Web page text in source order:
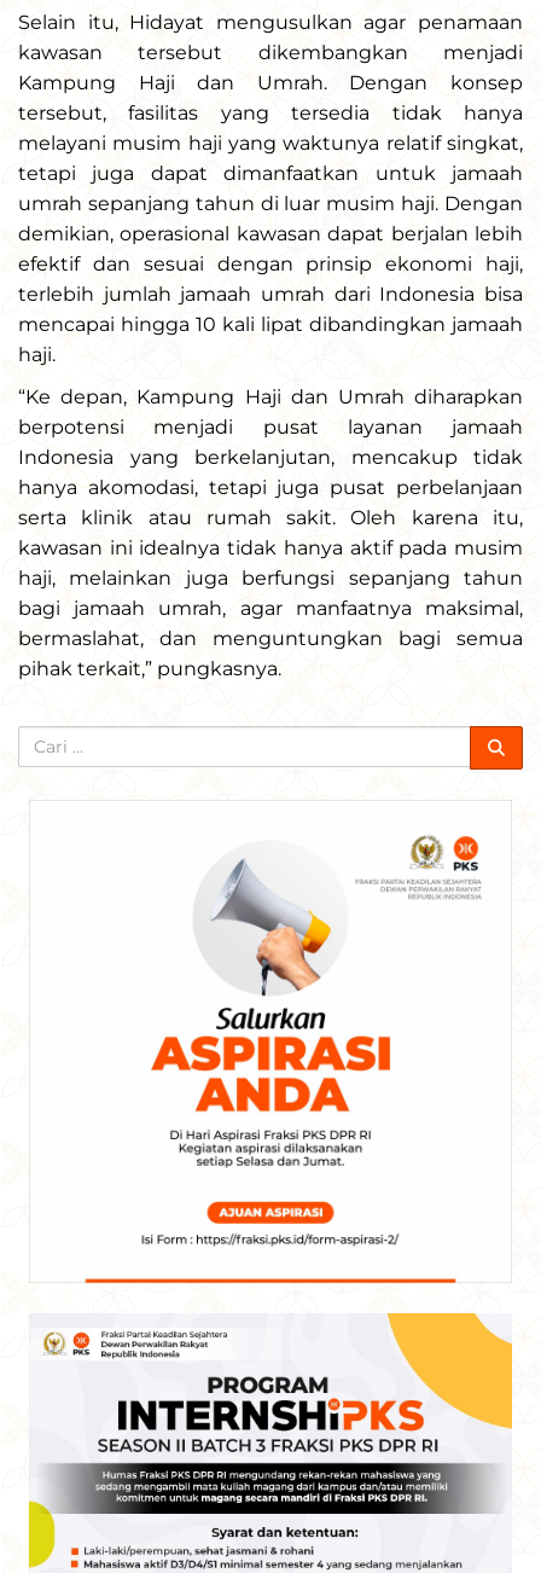
Selain itu, Hidayat mengusulkan agar penamaan
kawasan tersebut dikembangkan menjadi
Kampung Haji dan Umrah. Dengan konsep
tersebut, fasilitas yang tersedia tidak hanya
melayani musim haji yang waktunya relatif singkat,
tetapi juga dapat dimanfaatkan untuk jamaah
umrah sepanjang tahun di luar musim haji. Dengan
demikian, operasional kawasan dapat berjalan lebih
efektif dan sesuai dengan prinsip ekonomi haji,
terlebih jumlah jamaah umrah dari Indonesia bisa
mencapai hingga 10 kali lipat dibandingkan jamaah
haji.
“Ke depan, Kampung Haji dan Umrah diharapkan
berpotensi menjadi pusat layanan jamaah
Indonesia yang berkelanjutan, mencakup tidak
hanya akomodasi, tetapi juga pusat perbelanjaan
serta klinik atau rumah sakit. Oleh karena itu,
kawasan ini idealnya tidak hanya aktif pada musim
haji, melainkan juga berfungsi sepanjang tahun
bagi jamaah umrah, agar manfaatnya maksimal,
bermaslahat, dan menguntungkan bagi semua
pihak terkait,” pungkasnya.